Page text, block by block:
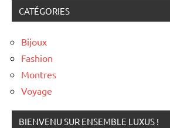
CATÉGORIES
Bijoux
Fashion
Montres
Voyage
BIENVENU SUR ENSEMBLE LUXUS !